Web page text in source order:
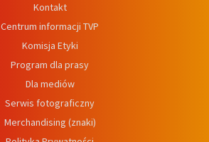
Kontakt
Centrum informacji TVP
Komisja Etyki
Program dla prasy
Dla mediów
Serwis fotograficzny
Merchandising (znaki)